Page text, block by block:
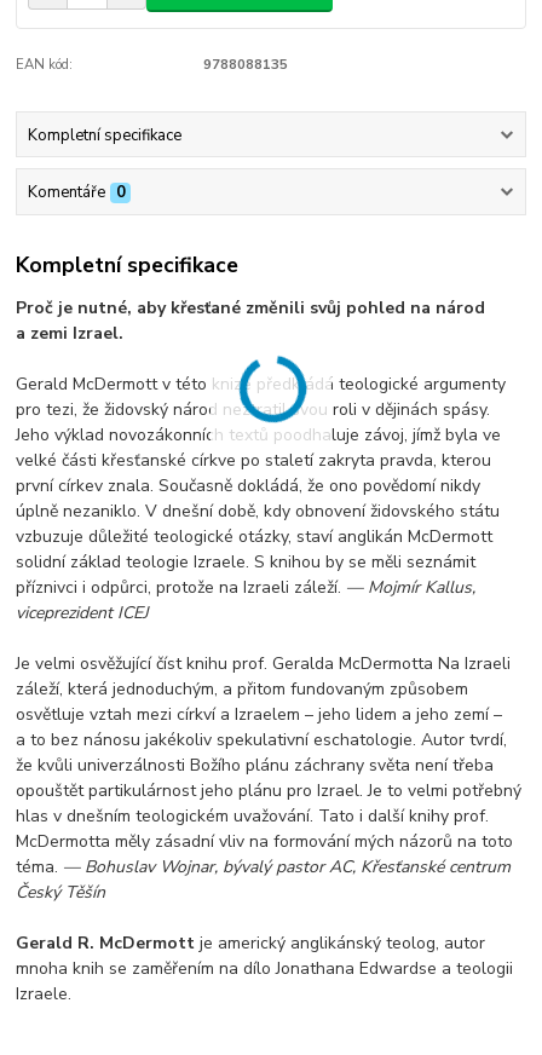
EAN kód: 9788088135
Kompletní specifikace
Komentáře 0
Kompletní specifikace
Proč je nutné, aby křesťané změnili svůj pohled na národ
a zemi Izrael.
Gerald McDermott v této knize předkládá teologické argumenty
pro tezi, že židovský národ neztratil svou roli v dějinách spásy.
Jeho výklad novozákonních textů poodhaluje závoj, jímž byla ve
velké části křesťanské církve po staletí zakryta pravda, kterou
první církev znala. Současně dokládá, že ono povědomí nikdy
úplně nezaniklo. V dnešní době, kdy obnovení židovského státu
vzbuzuje důležité teologické otázky, staví anglikán McDermott
solidní základ teologie Izraele. S knihou by se měli seznámit
příznivci i odpůrci, protože na Izraeli záleží. — Mojmír Kallus,
viceprezident ICEJ
Je velmi osvěžující číst knihu prof. Geralda McDermotta Na Izraeli
záleží, která jednoduchým, a přitom fundovaným způsobem
osvětluje vztah mezi církví a Izraelem – jeho lidem a jeho zemí –
a to bez nánosu jakékoliv spekulativní eschatologie. Autor tvrdí,
že kvůli univerzálnosti Božího plánu záchrany světa není třeba
opouštět partikulárnost jeho plánu pro Izrael. Je to velmi potřebný
hlas v dnešním teologickém uvažování. Tato i další knihy prof.
McDermotta měly zásadní vliv na formování mých názorů na toto
téma. — Bohuslav Wojnar, bývalý pastor AC, Křesťanské centrum
Český Těšín
Gerald R. McDermott je americký anglikánský teolog, autor
mnoha knih se zaměřením na dílo Jonathana Edwardse a teologii
Izraele.